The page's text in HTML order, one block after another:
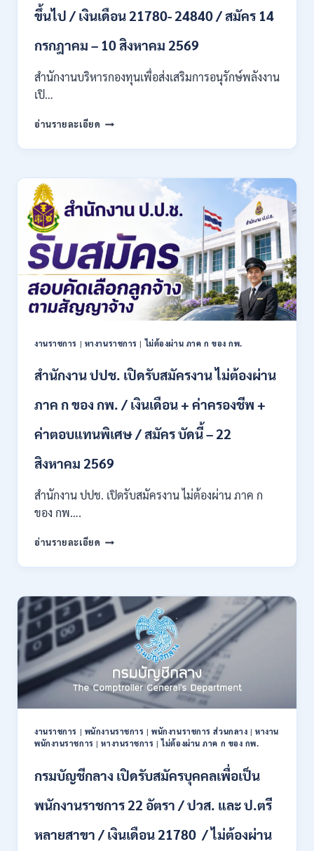
10
–
ส.ค.
ขึ้นไป / เงินเดือน 21780- 24840 / สมัคร 14
กรกฎาคม – 10 สิงหาคม 2569
สำนักงานบริหารกองทุนเพื่อส่งเสริมการอนุรักษ์พลังงาน
เปิ…
อ่านรายละเอียด สำนักงาน
กองทุน
ส่ง
การ
อนุรักษ์
พลังงาน
เปิด
รับ
สมัคร
เข้า
เป็น
พนักงาน
อัตรา
หลาย
/
หลาย
สาขา
ขึ้น
ไป
เงิน
24840
สมัคร
กรกฎาคม
–
10
สิงหาคม
2569
งานราชการ | หางานราชการ |ไม่ต้องผ่าน ภาค ก ของ กพ.
สำนักงาน ปปช. เปิดรับสมัครงาน ไม่ต้องผ่าน
ภาค ก ของ กพ. / เงินเดือน + ค่าครองชีพ +
ค่าตอบแทนพิเศษ / สมัคร บัดนี้ – 22
สิงหาคม 2569
สำนักงาน ปปช. เปิดรับสมัครงาน ไม่ต้องผ่าน ภาค ก
ของ กพ….
อ่านรายละเอียด สำนักงาน
เปิด
สมัคร
งาน
ไม่
ต้อง
ผ่าน
ภาค
ของ
กพ.
เงิน
เดือน
ค่า
ชีพ
ค่า
งานราชการ | พนักงานราชการ |พนักงานราชการ ส่วนกลาง |หางาน
พนักงานราชการ |หางานราชการ |ไม่ต้องผ่าน ภาค ก ของ กพ.
กรมบัญชีกลาง เปิดรับสมัครบุคคลเพื่อเป็น
พนักงานราชการ 22 อัตรา / ปวส. และ ป.ตรี
หลายสาขา / เงินเดือน 21780 / ไม่ต้องผ่าน